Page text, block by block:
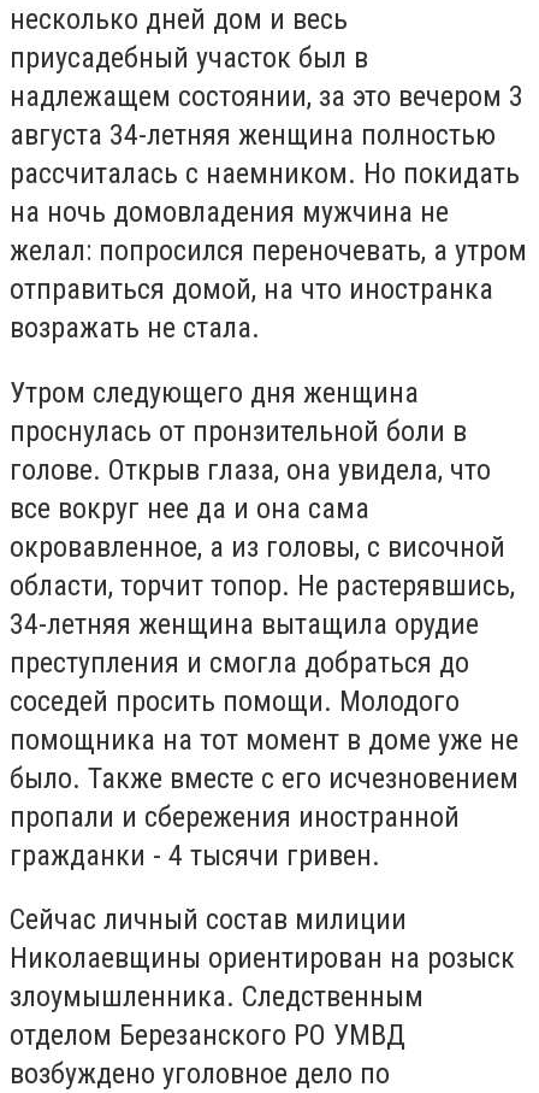
несколько дней дом и весь
приусадебный участок был в
надлежащем состоянии, за это вечером 3
августа 34-летняя женщина полностью
рассчиталась с наемником. Но покидать
на ночь домовладения мужчина не
желал: попросился переночевать, а утром
отправиться домой, на что иностранка
возражать не стала.
Утром следующего дня женщина
проснулась от пронзительной боли в
голове. Открыв глаза, она увидела, что
все вокруг нее да и она сама
окровавленное, а из головы, с височной
области, торчит топор. Не растерявшись,
34-летняя женщина вытащила орудие
преступления и смогла добраться до
соседей просить помощи. Молодого
помощника на тот момент в доме уже не
было. Также вместе с его исчезновением
пропали и сбережения иностранной
гражданки - 4 тысячи гривен.
Сейчас личный состав милиции
Николаевщины ориентирован на розыск
злоумышленника. Следственным
отделом Березанского РО УМВД
возбуждено уголовное дело по